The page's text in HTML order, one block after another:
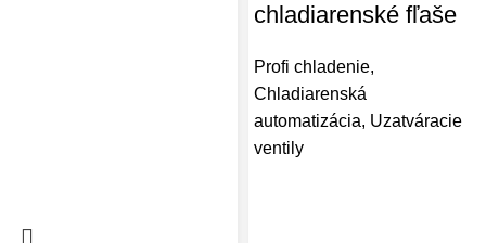
chladiarenské fľaše
Profi chladenie,
Chladiarenská
automatizácia, Uzatváracie
ventily